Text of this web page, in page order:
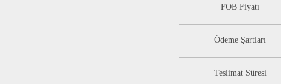
FOB Fiyatı
Ödeme Şartları
Teslimat Süresi